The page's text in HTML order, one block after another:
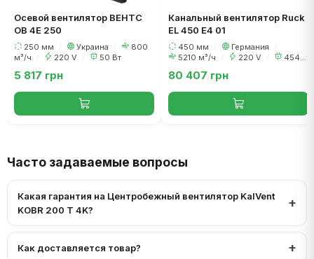
Осевой вентилятор ВЕНТС
ОВ 4Е 250
250 мм Украина
800
м³/ч
220 V 50 Вт
5 817 грн
Канальный вентилятор Ruck
EL 450 E4 01
450 мм Германия
5210 м³/ч
220 V
454
80 407 грн
Часто задаваемые вопросы
Какая гарантия на Центробежный вентилятор KalVent
KOBR 200 T 4K?
Как доставляется товар?